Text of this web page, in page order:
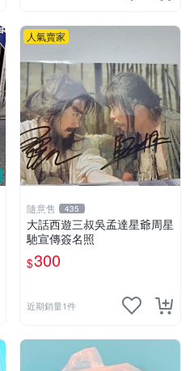
人氣賣家
隨意售 435
大話西遊三叔吳孟達星爺周星
馳宣傳簽名照
$300
近期銷量1件